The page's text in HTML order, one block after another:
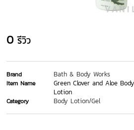
0 รีวิว
Brand Bath & Body Works
Item Name
Green Clover and Aloe Body
Lotion
Category Body Lotion/Gel